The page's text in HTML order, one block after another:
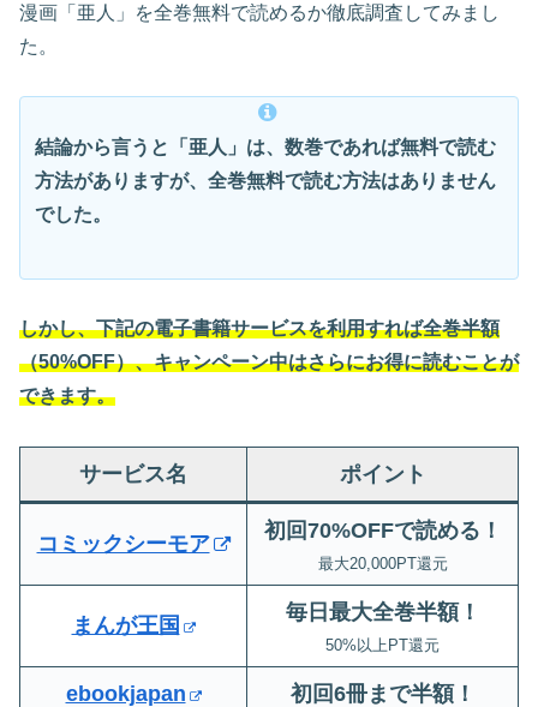
漫画「亜人」を全巻無料で読めるか徹底調査してみまし
た。
結論から言うと「亜人」は、数巻であれば無料で読む
方法がありますが、全巻無料で読む方法はありません
でした。
しかし、下記の電子書籍サービスを利用すれば全巻半額
（50%OFF）、キャンペーン中はさらにお得に読むことが
できます。
サービス名 ポイント
コミックシーモア
初回70%OFFで読める！
最大20,000PT還元
まんが王国
毎日最大全巻半額！
50%以上PT還元
ebookjapan 初回6冊まで半額！